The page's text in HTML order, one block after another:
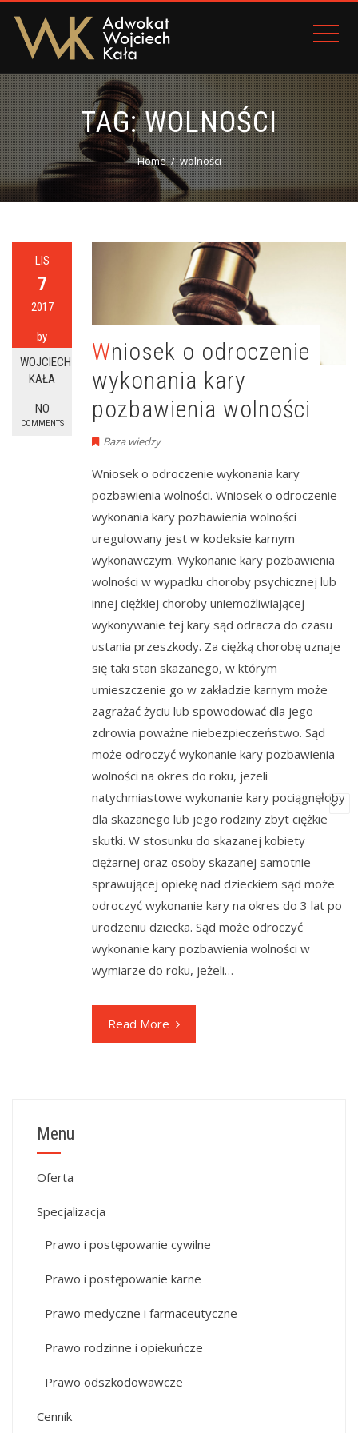
TAG:WOLNOŚCI
Home wolności
LIS
7
2017
by
WOJCIECH
KAŁA
NO
COMMENTS
Wniosek o odroczenie
wykonania kary
pozbawienia wolności
Baza wiedzy
Wniosek o odroczenie wykonania kary
pozbawienia wolności. Wniosek o odroczenie
wykonania kary pozbawienia wolności
uregulowany jest w kodeksie karnym
wykonawczym. Wykonanie kary pozbawienia
wolności w wypadku choroby psychicznej lub
innej ciężkiej choroby uniemożliwiającej
wykonywanie tej kary sąd odracza do czasu
ustania przeszkody. Za ciężką chorobę uznaje
się taki stan skazanego, w którym
umieszczenie go w zakładzie karnym może
zagrażać życiu lub spowodować dla jego
zdrowia poważne niebezpieczeństwo. Sąd
może odroczyć wykonanie kary pozbawienia
wolności na okres do roku, jeżeli
natychmiastowe wykonanie kary pociągnęłoby
dla skazanego lub jego rodziny zbyt ciężkie
skutki. W stosunku do skazanej kobiety
ciężarnej oraz osoby skazanej samotnie
sprawującej opiekę nad dzieckiem sąd może
odroczyć wykonanie kary na okres do 3 lat po
urodzeniu dziecka. Sąd może odroczyć
wykonanie kary pozbawienia wolności w
wymiarze do roku, jeżeli…
Read More
Menu
Oferta
Specjalizacja
Prawo i postępowanie cywilne
Prawo i postępowanie karne
Prawo medyczne i farmaceutyczne
Prawo rodzinne i opiekuńcze
Prawo odszkodowawcze
Cennik